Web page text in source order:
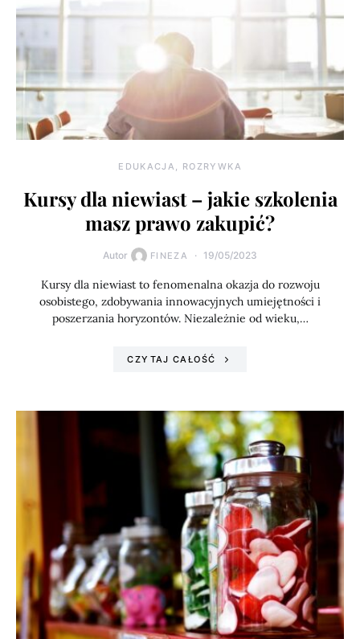
EDUKACJA, ROZRYWKA
Kursy dla niewiast – jakie szkolenia
masz prawo zakupić?
Autor FINEZA 19/05/2023
Kursy dla niewiast to fenomenalna okazja do rozwoju
osobistego, zdobywania innowacyjnych umiejętności i
poszerzania horyzontów. Niezależnie od wieku,…
CZYTAJ CAŁOŚĆ